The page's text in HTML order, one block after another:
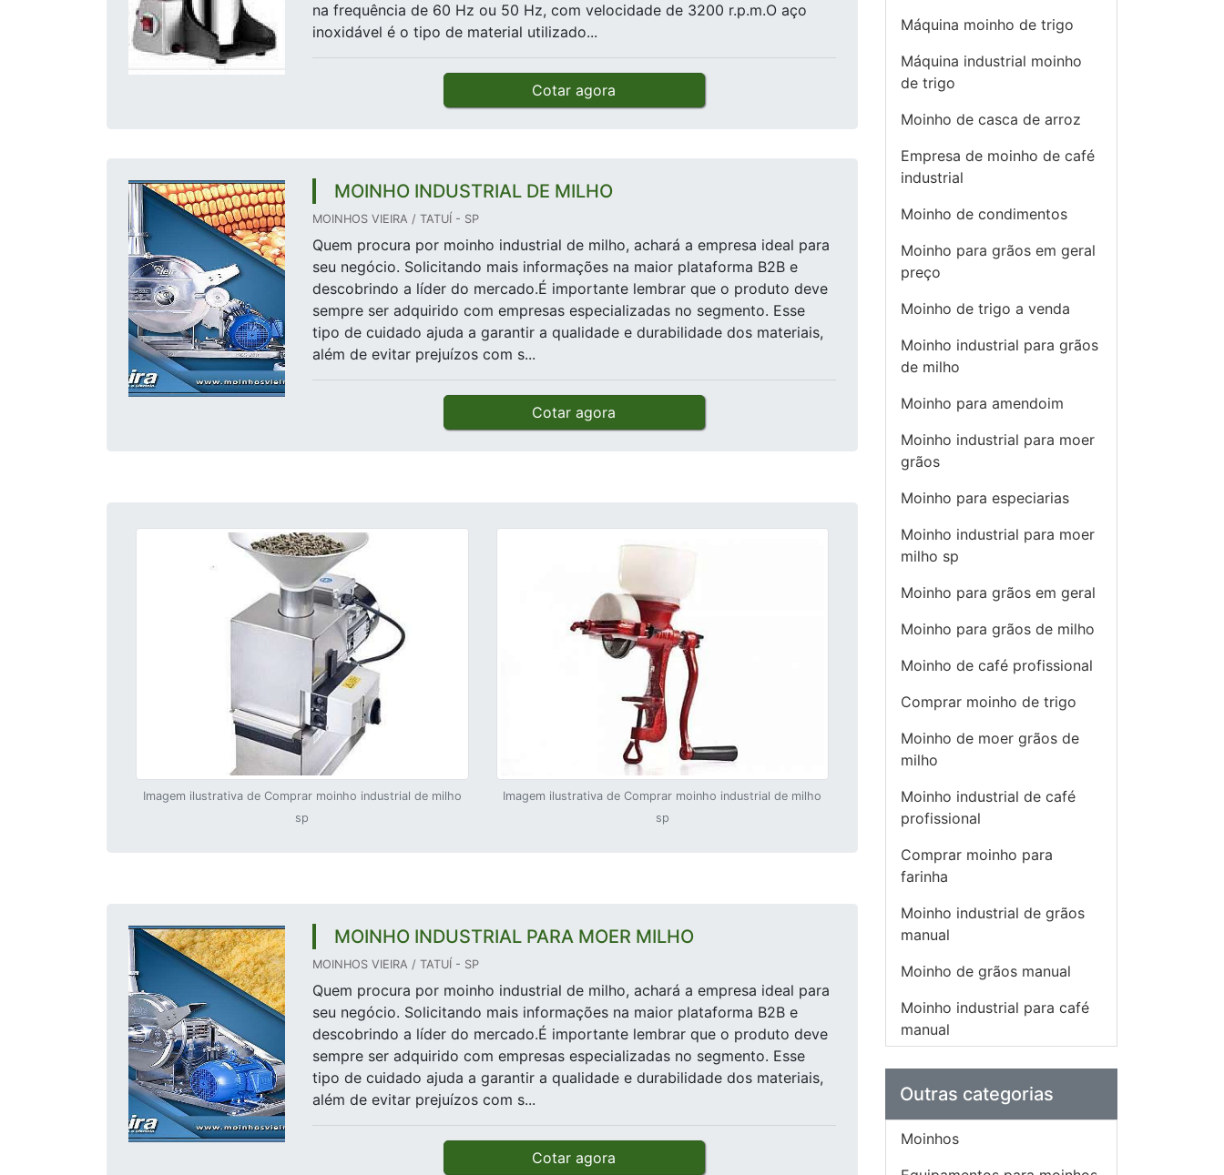
na frequência de 60 Hz ou 50 Hz, com velocidade de 3200 r.p.m.O aço
inoxidável é o tipo de material utilizado...
Cotar agora
MOINHO INDUSTRIAL DE MILHO
MOINHOS VIEIRA / TATUÍ - SP
Quem procura por moinho industrial de milho, achará a empresa ideal para
seu negócio. Solicitando mais informações na maior plataforma B2B e
descobrindo a líder do mercado.É importante lembrar que o produto deve
sempre ser adquirido com empresas especializadas no segmento. Esse
tipo de cuidado ajuda a garantir a qualidade e durabilidade dos materiais,
além de evitar prejuízos com s...
Cotar agora
Imagem ilustrativa de Comprar moinho industrial de milho
sp
Imagem ilustrativa de Comprar moinho industrial de milho
sp
MOINHO INDUSTRIAL PARA MOER MILHO
MOINHOS VIEIRA / TATUÍ - SP
Quem procura por moinho industrial de milho, achará a empresa ideal para
seu negócio. Solicitando mais informações na maior plataforma B2B e
descobrindo a líder do mercado.É importante lembrar que o produto deve
sempre ser adquirido com empresas especializadas no segmento. Esse
tipo de cuidado ajuda a garantir a qualidade e durabilidade dos materiais,
além de evitar prejuízos com s...
Cotar agora
Máquina moinho de trigo
Máquina industrial moinho
de trigo
Moinho de casca de arroz
Empresa de moinho de café
industrial
Moinho de condimentos
Moinho para grãos em geral
preço
Moinho de trigo a venda
Moinho industrial para grãos
de milho
Moinho para amendoim
Moinho industrial para moer
grãos
Moinho para especiarias
Moinho industrial para moer
milho sp
Moinho para grãos em geral
Moinho para grãos de milho
Moinho de café profissional
Comprar moinho de trigo
Moinho de moer grãos de
milho
Moinho industrial de café
profissional
Comprar moinho para
farinha
Moinho industrial de grãos
manual
Moinho de grãos manual
Moinho industrial para café
manual
Moinho manual para grãos
Moinho industrial para
farinha preço
Outras categorias
Moinhos